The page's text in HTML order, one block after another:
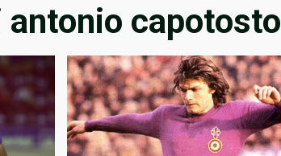
antonio capotosto